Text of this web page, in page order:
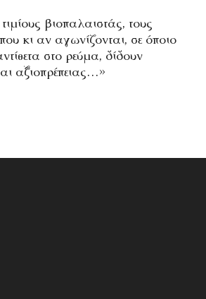
βιοπαλαιστάς, τους
κι αν αγωνίζονται, σε όποιο
στο ρεύμα, δίδουν
αξιοπρέπειας…»